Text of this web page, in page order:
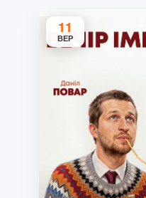
11
ВЕР